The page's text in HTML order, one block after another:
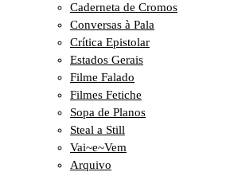
Caderneta de Cromos
Conversas à Pala
Crítica Epistolar
Estados Gerais
Filme Falado
Filmes Fetiche
Sopa de Planos
Steal a Still
Vai~e~Vem
Arquivo